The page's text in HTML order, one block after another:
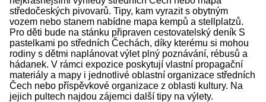
středočeských pivovarů. Tipy, kam vyrazit s obytným
vozem nebo stanem nabídne mapa kempů a stellplatzů.
Pro děti bude na stánku připraven cestovatelský deník S
pastelkami po středních Čechách, díky kterému si mohou
rodiny s dětmi naplánovat výlet plný poznávání, rébusů a
hádanek. V rámci expozice poskytují vlastní propagační
materiály a mapy i jednotlivé oblastní organizace středních
Čech nebo příspěvkové organizace z oblasti kultury. Na
jejich pultech najdou zájemci další tipy na výlety.